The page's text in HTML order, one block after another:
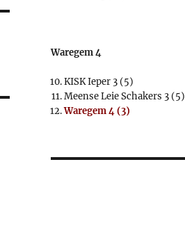
Waregem 4
KISK Ieper 3 (5)
Meense Leie Schakers 3 (5)
Waregem 4 (3)